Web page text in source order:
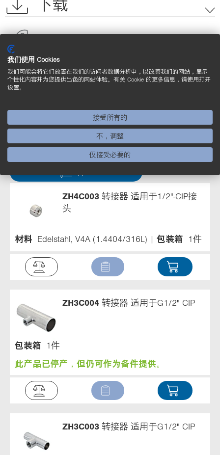
下载
安装技术 (10)
ZH4C003 转接器 适用于1/2"-CIP接
头
材料 Edelstahl, V4A (1.4404/316L) 包装箱 1件
ZH3C004 转接器 适用于G1/2" CIP
包装箱 1件
此产品已停产，但仍可作为备件提供。
ZH3C003 转接器 适用于G1/2" CIP
我们使用 Cookies
我们可能会将它们放置在我们的访问者数据分析中，以改善我们的网站，显示
个性化内容并为您提供出色的网站体验。有关 Cookie 的更多信息，请使用打开
设置。
接受所有的
不，调整
仅接受必要的